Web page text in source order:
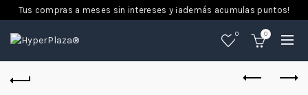
Tus compras a meses sin intereses y ¡además acumulas puntos!
0 0